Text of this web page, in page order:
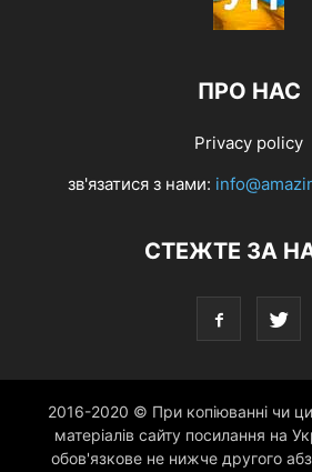
ПРО НАС
Privacy policy
зв'язатися з нами:
СТЕЖТЕ ЗА
2016-2020 © При копіюванні чи
матеріалів сайту посилання на
обов'язкове не нижче другого